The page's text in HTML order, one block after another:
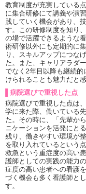
教育制度が充実している
に集合研修にて講義や演
践していく機会があり、
す。この研修制度を知り
の場で活躍できるような
術研修以外にも定期的に
り、スキルアップにつな
た。また、キャリアラダ
でなく2年目以降も継続
けられることも魅力だと感
病院選びで重視した点
病院選びで重視した点は
学に来た際、働いている
た。その時に、「先輩か
ニケーションを活発にと
残り、働きやすい環境が
を取り入れているという
救急という重症度の高い
護師としての実践の能力
症度の高い患者への看護
づく機会も多く看護師と
す。